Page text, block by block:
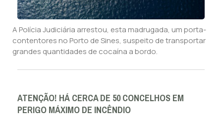
A Polícia Judiciária arrestou, esta madrugada, um porta-
contentores no Porto de Sines, suspeito de transportar
grandes quantidades de cocaína a bordo.
ATENÇÃO! HÁ CERCA DE 50 CONCELHOS EM
PERIGO MÁXIMO DE INCÊNDIO